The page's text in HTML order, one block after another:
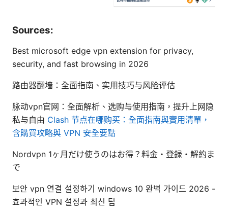
Sources:
Best microsoft edge vpn extension for privacy,
security, and fast browsing in 2026
路由器翻墙：全面指南、实用技巧与风险评估
脉动vpn官网：全面解析、选购与使用指南，提升上网隐
私与自由 Clash 节点在哪购买：全面指南與實用清單，
含購買攻略與 VPN 安全要點
Nordvpn 1ヶ月だけ使うのはお得？料金・登録・解約ま
で
보안 vpn 연결 설정하기 windows 10 완벽 가이드 2026 -
효과적인 VPN 설정과 최신 팁